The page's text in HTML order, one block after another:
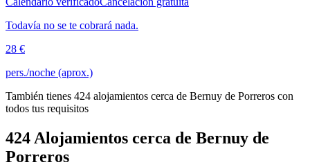
Todavía no se te cobrará nada.
28 €
pers./noche (aprox.)
También tienes 424 alojamientos cerca de Bernuy de Porreros con
todos tus requisitos
424 Alojamientos cerca de Bernuy de
Porreros